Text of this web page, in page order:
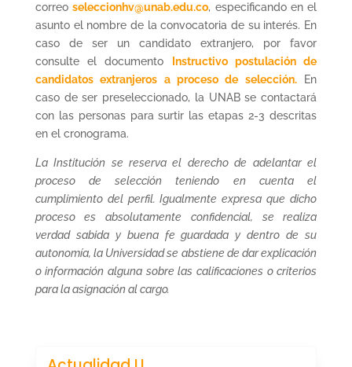
correoseleccionhv@unab.edu.co, especificando en el
asunto el nombre de la convocatoria de su interés. En
caso de ser un candidato extranjero, por favor
consulte el documento
Instructivo postulación de
candidatos extranjeros a proceso de selección.En
caso de ser preseleccionado, la UNAB se contactará
con las personas para surtir las etapas 2-3 descritas
en el cronograma.
La Institución se reserva el derecho de adelantar el
proceso de selección teniendo en cuenta el
cumplimiento del perfil. Igualmente expresa que dicho
proceso es absolutamente confidencial, se realiza
verdad sabida y buena fe guardada y dentro de su
autonomía, la Universidad se abstiene de dar explicación
o información alguna sobre las calificaciones o criterios
para la asignación al cargo.